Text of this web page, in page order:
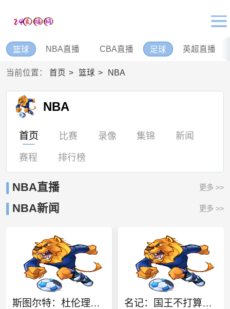
篮球 NBA直播 CBA直播 足球 英超直播
当前位置： 首页 篮球 NBA
NBA
首页 比赛 录像 集锦 新闻
赛程 排行榜
NBA直播 更多 >>
NBA新闻 更多 >>
斯图尔特：杜伦理应获得大合同 他是球队不可或缺的核心拼图 名记：国王不打算买断拉文 他们期望其担任年轻核心的老将领袖